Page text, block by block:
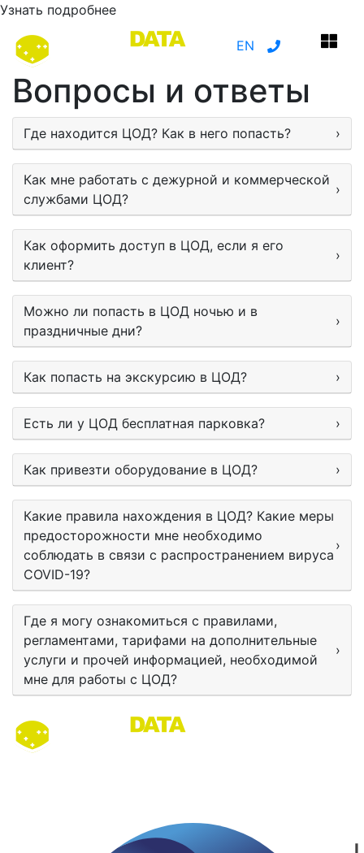
Узнать подробнее
EN
Вопросы и ответы
Где находится ЦОД? Как в него попасть? ›
Как мне работать с дежурной и коммерческой
службами ЦОД?
›
Как оформить доступ в ЦОД, если я его
клиент?
›
Можно ли попасть в ЦОД ночью и в
праздничные дни?
›
Как попасть на экскурсию в ЦОД? ›
Есть ли у ЦОД бесплатная парковка? ›
Как привезти оборудование в ЦОД? ›
Какие правила нахождения в ЦОД? Какие меры
предосторожности мне необходимо
соблюдать в связи с распространением вируса
COVID-19?
›
Где я могу ознакомиться с правилами,
регламентами, тарифами на дополнительные
услуги и прочей информацией, необходимой
мне для работы с ЦОД?
›